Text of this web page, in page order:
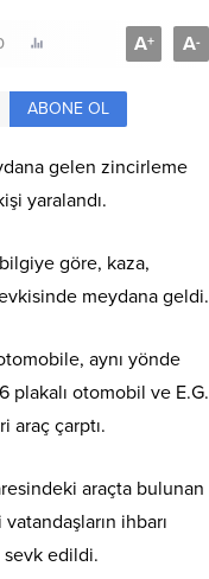
A+ A-
ABONE OL
gelen zincirleme
yaralandı.
göre, kaza,
meydana geldi.
aynı yönde
plakalı otomobil ve E.G.
araç çarptı.
araçta bulunan
ihbarı
edildi.